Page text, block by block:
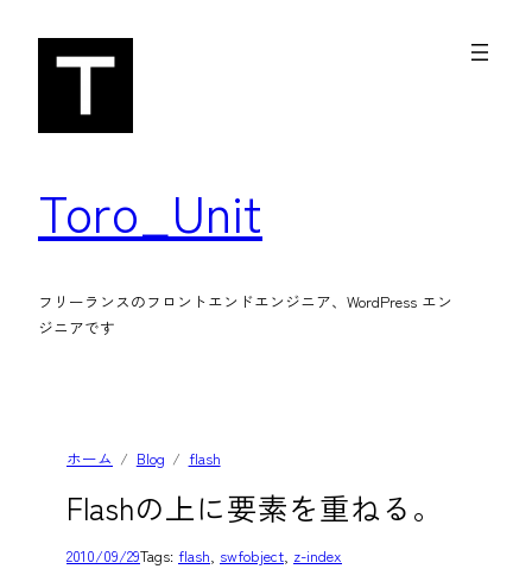
Toro_Unit
フリーランスのフロントエンドエンジニア、WordPress エン
ジニアです
ホーム Blog flash
Flashの上に要素を重ねる。
2010/09/29Tags: flash, swfobject, z-index